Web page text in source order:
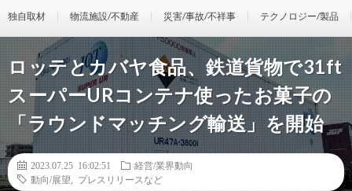
独自取材 物流施設/不動産 災害/事故/不祥事 テクノロジー/製品
ロッテとカバヤ食品、鉄道貨物で31ft
スーパーURコンテナ使ったお菓子の
「ラウンドマッチング輸送」を開始
2023.07.25 16:02:51
経営/業界動向
動向/展望
プレスリリースなど